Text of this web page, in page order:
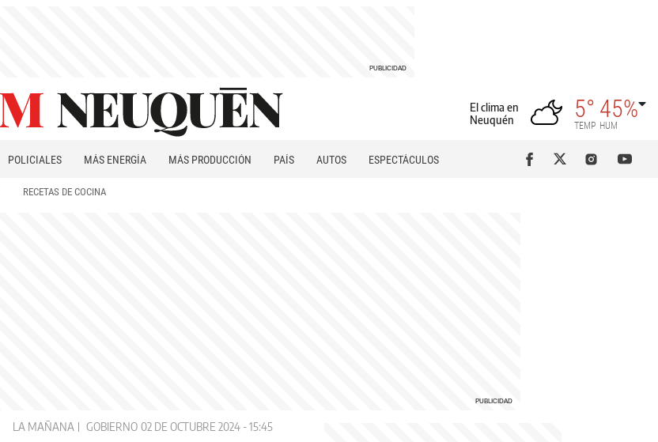
El clima en
Neuquén
5°
TEMP
45%
HUM
POLICIALES MÁS ENERGÍA MÁS PRODUCCIÓN PAÍS AUTOS
ESPECTÁCULOS
RECETAS DE COCINA
LA MAÑANA GOBIERNO 02 DE OCTUBRE 2024 - 15:45